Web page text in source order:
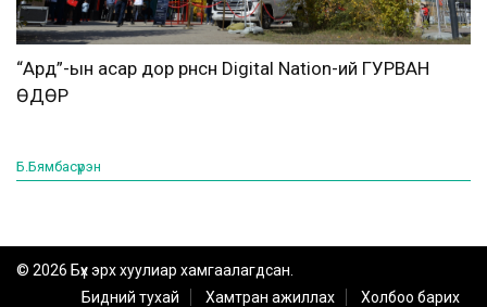
“Ард”-ын асар дор өрнөсөн Digital Nation-ий ГУРВАН
ӨДӨР
Б.Бямбасүрэн
© 2026 Бүх эрх хуулиар хамгаалагдсан.
Бидний тухай
Хамтран ажиллах Холбоо барих